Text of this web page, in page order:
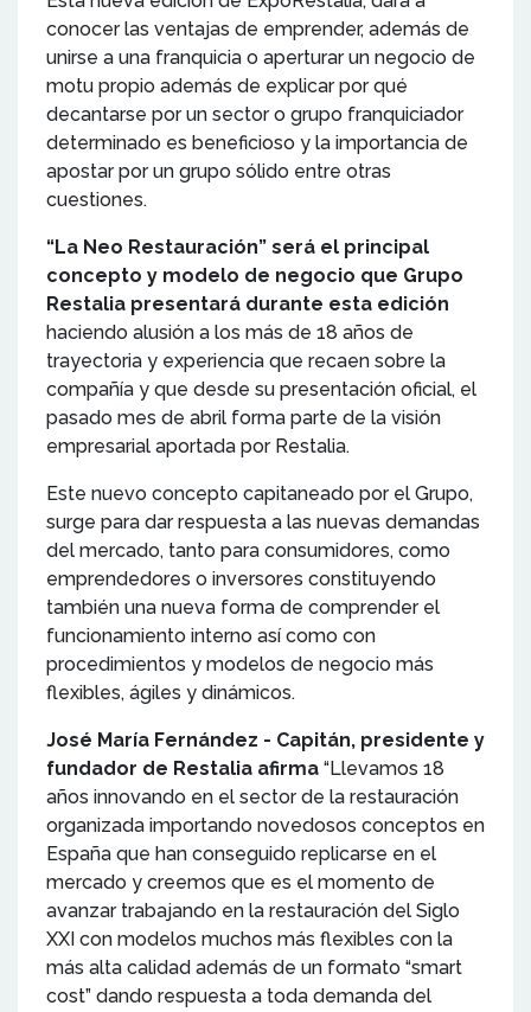
conocer las ventajas de emprender, además de
unirse a una franquicia o aperturar un negocio de
motu propio además de explicar por qué
decantarse por un sector o grupo franquiciador
determinado es beneficioso y la importancia de
apostar por un grupo sólido entre otras
cuestiones.
“La Neo Restauración” será el principal
concepto y modelo de negocio que Grupo
Restalia presentará durante esta edición
haciendo alusión a los más de 18 años de
trayectoria y experiencia que recaen sobre la
compañía y que desde su presentación oficial, el
pasado mes de abril forma parte de la visión
empresarial aportada por Restalia.
Este nuevo concepto capitaneado por el Grupo,
surge para dar respuesta a las nuevas demandas
del mercado, tanto para consumidores, como
emprendedores o inversores constituyendo
también una nueva forma de comprender el
funcionamiento interno así como con
procedimientos y modelos de negocio más
flexibles, ágiles y dinámicos.
José María Fernández - Capitán, presidente y
fundador de Restalia afirma “Llevamos 18
años innovando en el sector de la restauración
organizada importando novedosos conceptos en
España que han conseguido replicarse en el
mercado y creemos que es el momento de
avanzar trabajando en la restauración del Siglo
XXI con modelos muchos más flexibles con la
más alta calidad además de un formato “smart
cost” dando respuesta a toda demanda del